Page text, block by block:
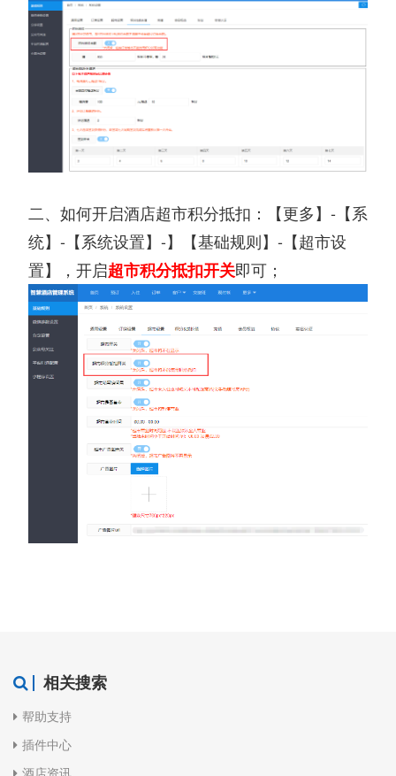
二、如何开启酒店超市积分抵扣：【更多】-【系
统】-【系统设置】-】【基础规则】-【超市设
置】，开启超市积分抵扣开关即可；
相关搜索
帮助支持
插件中心
酒店资讯